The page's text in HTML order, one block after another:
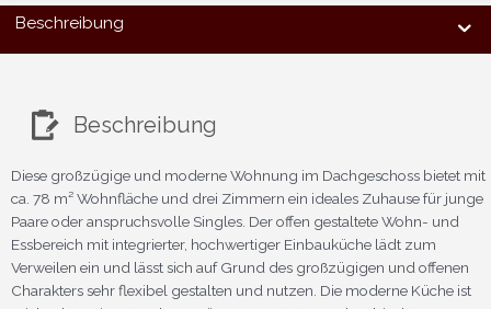
Beschreibung
Beschreibung
Diese großzügige und moderne Wohnung im Dachgeschoss bietet mit
ca. 78 m² Wohnfläche und drei Zimmern ein ideales Zuhause für junge
Paare oder anspruchsvolle Singles. Der offen gestaltete Wohn- und
Essbereich mit integrierter, hochwertiger Einbauküche lädt zum
Verweilen ein und lässt sich auf Grund des großzügigen und offenen
Charakters sehr flexibel gestalten und nutzen. Die moderne Küche ist